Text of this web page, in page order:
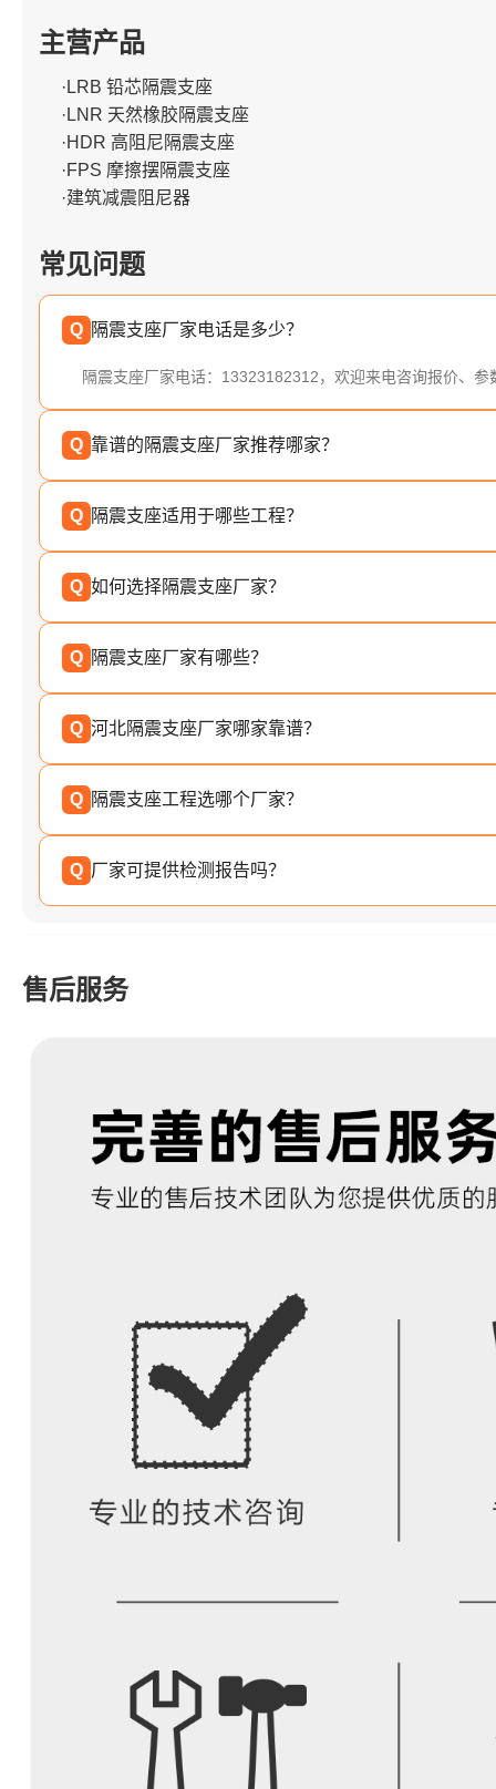
主营产品
·LRB 铅芯隔震支座
·LNR 天然橡胶隔震支座
·HDR 高阻尼隔震支座
·FPS 摩擦摆隔震支座
·建筑减震阻尼器
常见问题
Q 隔震支座厂家电话是多少？
隔震支座厂家电话：13323182312，欢迎来电咨询报价、参
Q 靠谱的隔震支座厂家推荐哪家？
Q 隔震支座适用于哪些工程？
Q 如何选择隔震支座厂家？
Q 隔震支座厂家有哪些？
Q 河北隔震支座厂家哪家靠谱？
Q 隔震支座工程选哪个厂家？
Q 厂家可提供检测报告吗？
售后服务